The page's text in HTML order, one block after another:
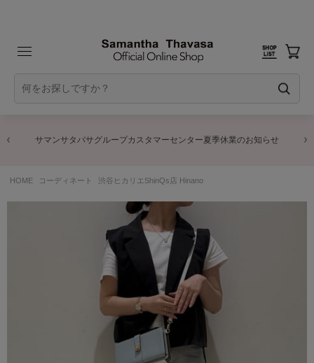
サマンサタバサグループカスタマーセンター夏季休業のお知らせ
HOME コーディネート 渋谷ヒカリエShinQs店 Hinano